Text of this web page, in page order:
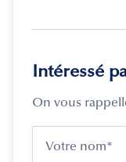
Intéressé
On vous